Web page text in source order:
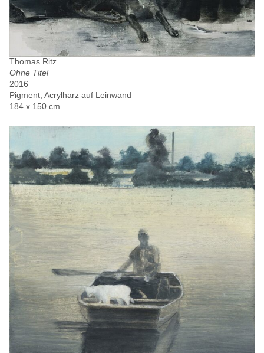
Thomas Ritz
Ohne Titel
2016
Pigment, Acrylharz auf Leinwand
184 x 150 cm